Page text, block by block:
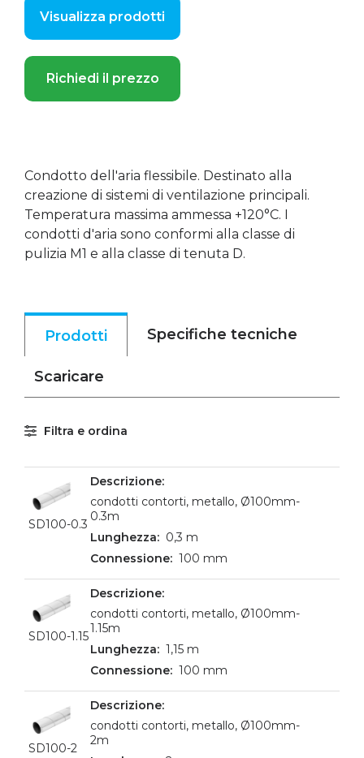
Visualizza prodotti
Richiedi il prezzo
Condotto dell'aria flessibile. Destinato alla
creazione di sistemi di ventilazione principali.
Temperatura massima ammessa +120°C. I
condotti d'aria sono conformi alla classe di
pulizia M1 e alla classe di tenuta D.
Prodotti Specifiche tecniche
Scaricare
Filtra e ordina
SD100-0.3
condotti contorti, metallo, Ø100mm-
0.3m
0,3 m
100 mm
SD100-1.15
condotti contorti, metallo, Ø100mm-
1.15m
1,15 m
100 mm
SD100-2
condotti contorti, metallo, Ø100mm-
2m